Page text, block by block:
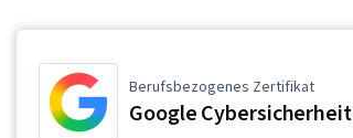
Berufsbezogenes Zertifikat
Google Cybersicherheit